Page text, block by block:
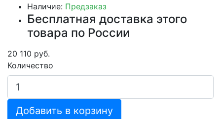
Наличие: Предзаказ
Бесплатная доставка этого
товара по России
20 110 руб.
Количество
Добавить в корзину